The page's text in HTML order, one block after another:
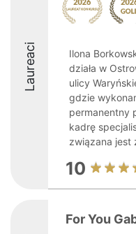
Laureaci
Ilona
działa w
ulicy
gdzie
permanentny
kadrę
związana jest
10
For You